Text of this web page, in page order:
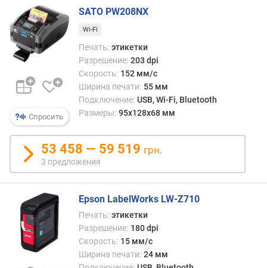
п
е
ч
а
т
(
м
/
и
и
н
а
п
Спросить
SATO PW208NX
Wi-Fi
Печать: этикетки
Разрешение: 203 dpi
Скорость: 152 мм/с
Ширина печати: 55 мм
Подключение: USB, Wi-Fi, Bluetooth
Размеры: 95x128x68 мм
53 458 — 59 519 грн.
3 предложения
Epson LabelWorks LW-Z710
Печать: этикетки
Разрешение: 180 dpi
Скорость: 15 мм/с
Ширина печати: 24 мм